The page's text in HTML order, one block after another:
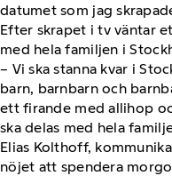
datumet som jag
Efter skrapet i tv väntar
med hela familjen i
– Vi ska stanna kvar i
barn, barnbarn och
ett firande med allihop
ska delas med hela
Elias Kolthoff,
nöjet att spendera